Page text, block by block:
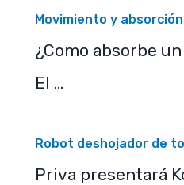
Movimiento y
¿Como absorbe
El …
Robot deshojador de
Priva presentará